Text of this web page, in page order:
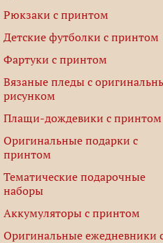
Рюкзаки с принтом
Детские футболки с принтом
Фартуки с принтом
Вязаные пледы с
рисунком
Плащи-дождевики с принтом
Оригинальные подарки с
принтом
Тематические подарочные
наборы
Аккумуляторы с принтом
Оригинальные ежедневники